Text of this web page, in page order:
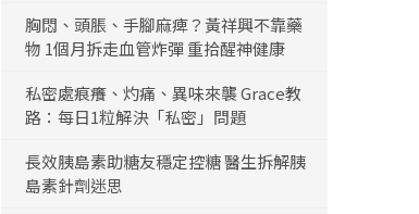
胸悶、頭脹、手腳麻痺？黃祥興不靠藥
物 1個月拆走血管炸彈 重拾醒神健康
私密處痕癢、灼痛、異味來襲 Grace教
路：每日1粒解決「私密」問題
長效胰島素助糖友穩定控糖 醫生拆解胰
島素針劑迷思